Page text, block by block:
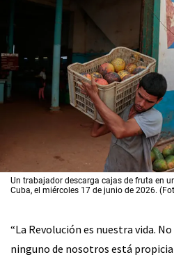
Un trabajador descarga cajas de fruta en
Cuba, el miércoles 17 de junio de 2026.
“La Revolución es nuestra vida.
ninguno de nosotros está